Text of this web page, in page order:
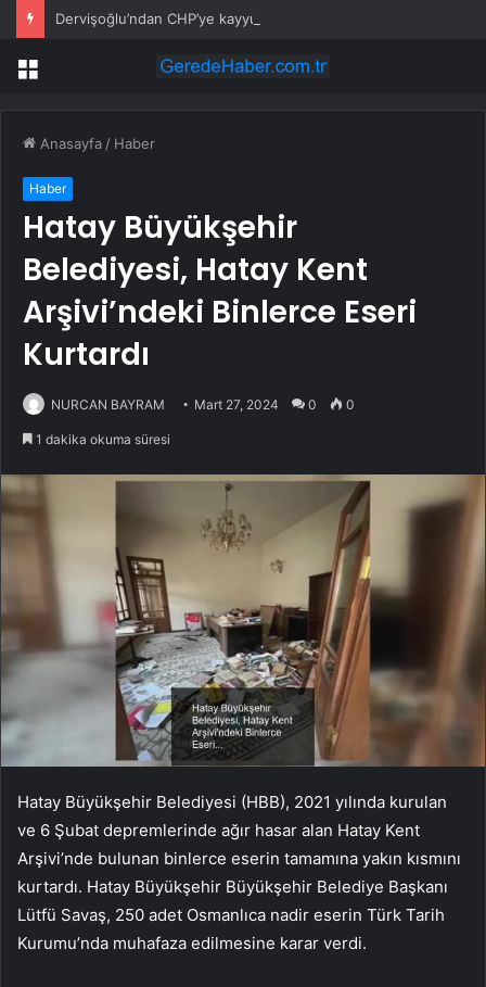
Dervişoğlu’ndan CHP’ye kayyum tepkisi
Menü
Anasayfa / Haber
Haber
Hatay Büyükşehir
Belediyesi, Hatay Kent
Arşivi’ndeki Binlerce Eseri
Kurtardı
NURCAN BAYRAM Mart 27, 2024 0 0
1 dakika okuma süresi
Hatay Büyükşehir Belediyesi (HBB), 2021 yılında kurulan
ve 6 Şubat depremlerinde ağır hasar alan Hatay Kent
Arşivi’nde bulunan binlerce eserin tamamına yakın kısmını
kurtardı. Hatay Büyükşehir Büyükşehir Belediye Başkanı
Lütfü Savaş, 250 adet Osmanlıca nadir eserin Türk Tarih
Kurumu’nda muhafaza edilmesine karar verdi.